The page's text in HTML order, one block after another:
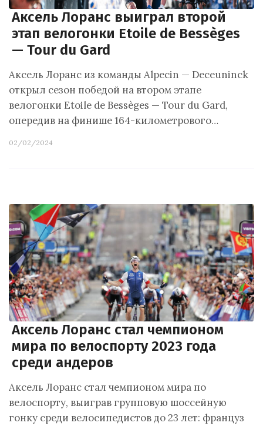
Аксель Лоранс выиграл второй
этап велогонки Etoile de Bessèges
— Tour du Gard
Аксель Лоранс из команды Alpecin — Deceuninck
открыл сезон победой на втором этапе
велогонки Etoile de Bessèges — Tour du Gard,
опередив на финише 164-километрового…
02/02/2024
Аксель Лоранс стал чемпионом
мира по велоспорту 2023 года
среди андеров
Аксель Лоранс стал чемпионом мира по
велоспорту, выиграв групповую шоссейную
гонку среди велосипедистов до 23 лет: француз